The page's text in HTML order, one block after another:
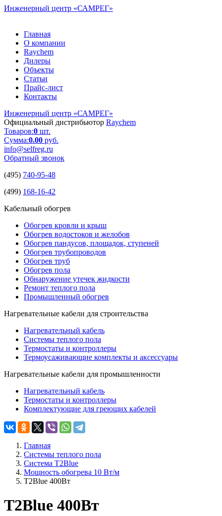
Инженерный центр «САМРЕГ»
Главная
О компании
Raychem
Дилеры
Объекты
Статьи
Прайс-лист
Контакты
Инженерный центр «САМРЕГ»
Официальный дистрибьютор Raychem
Товаров:0 шт.
Сумма:0.00 руб.
info@selfreg.ru
Обратный звонок
(495) 740-95-48
(499) 168-16-42
Кабельный обогрев
Обогрев кровли и крыш
Обогрев водостоков и желобов
Обогрев пандусов, площадок, ступеней
Обогрев трубопроводов
Обогрев труб
Обогрев пола
Обнаружение утечек жидкости
Ремонт теплого пола
Промышленный обогрев
Нагревательные кабели для строительства
Нагревательный кабель
Системы теплого пола
Термостаты и контроллеры
Термоусаживающие комплекты и аксессуары
Нагревательные кабели для промышленности
Нагревательный кабель
Термостаты и контроллеры
Комплектующие для греющих кабелей
Главная
Системы теплого пола
Система T2Blue
Мощность обогрева 10 Вт/м
T2Blue 400Вт
T2Blue 400Вт